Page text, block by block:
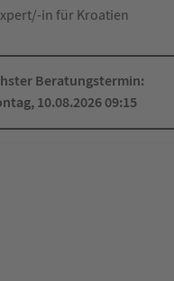
in für Kroatien
Beratungstermin:
10.08.2026 09:15